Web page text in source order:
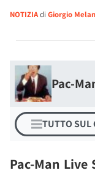
NOTIZIAdi Giorgio
Pac-
TUTTO SUL
Pac-Man Live